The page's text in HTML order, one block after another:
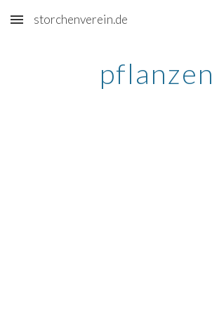
Skip to main content
storchenverein.de
pflanzen